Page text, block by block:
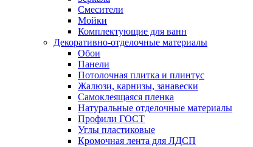
Смесители
Мойки
Комплектующие для ванн
Декоративно-отделочные материалы
Обои
Панели
Потолочная плитка и плинтус
Жалюзи, карнизы, занавески
Самоклеящаяся пленка
Натуральные отделочные материалы
Профили ГОСТ
Углы пластиковые
Кромочная лента для ЛДСП